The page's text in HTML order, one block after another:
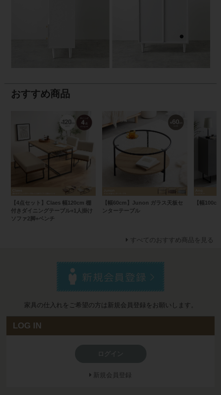
おすすめ商品
【4点セット】Claes 幅120cm 棚
付きダイニングテーブル+1人掛け
ソファ2脚+ベンチ
【幅60cm】Junon ガラス天板セ
ンターテーブル
【幅
すべてのおすすめ商品を見る
家具の仕入れをご希望の方は新規会員登録をお願いします。
LOG IN
新規会員登録